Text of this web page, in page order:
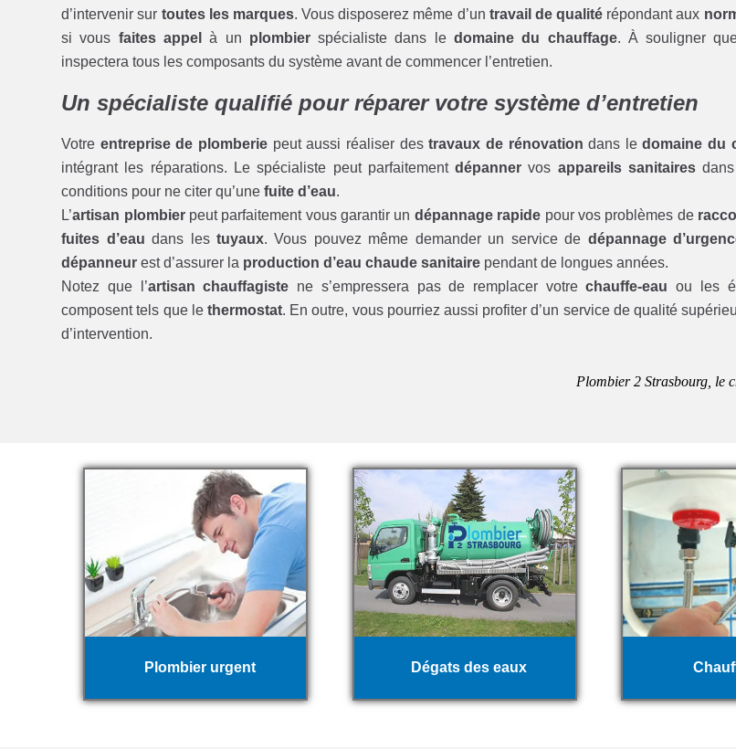
d’intervenir sur toutes les marques. Vous disposerez même d’un travail de qualité répondant aux
si vous faites appel à un plombierspécialiste dans le domaine du chauffage. À souligner
inspectera tous les composants du système avant de commencer l’entretien.
Un spécialiste qualifié pour réparer votre système d’entretien
Votre entreprise de plomberie peut aussi réaliser destravaux de rénovation dans ledomaine du
intégrant les réparations. Le spécialiste peut parfaitementdépanner vos appareils sanitaires
conditions pour ne citer qu’unefuite d’eau.
L’artisan plombierpeut parfaitement vous garantir un dépannage rapide pour vos problèmes de
fuites d’eau dans les tuyaux. Vous pouvez même demander un service de dépannage
dépanneur est d’assurer la production d’eau chaude sanitaire pendant de longues années.
Notez que l’artisan chauffagiste ne s’empressera pas de remplacer votrechauffe-eau ou les
composent tels que lethermostat. En outre, vous pourriez aussi profiter d’un service de qualité
d’intervention.
Plombier 2 Strasbourg, le
Plombier urgent Dégats des eaux